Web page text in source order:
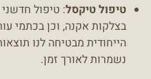
טיפול טיקסל: טיפול
בצלקות אקנה, וכן בכתמי
הייחודית מבטיחה לנו
נשמרות לאורך זמן.